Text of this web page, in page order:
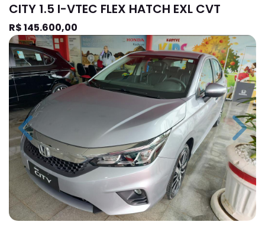
CITY 1.5 I-VTEC FLEX HATCH EXL CVT
R$ 145.600,00
Previous Next